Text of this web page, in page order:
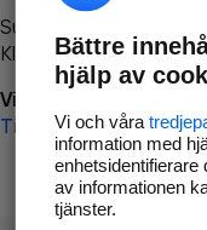
Surfa till
Klicka påTillbaka-
Vi beklagar besväret!
Till startsidan
Bättre
hjälp av
Vi och våra
information med
enhetsidentifierare
av informationen
tjänster.